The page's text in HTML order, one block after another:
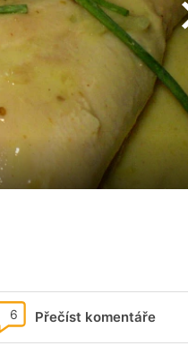
Přečíst komentáře
6